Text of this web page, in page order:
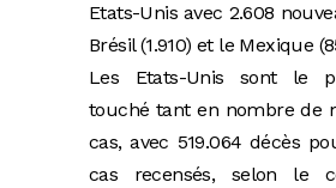
Etats-Unis avec 2.608
Brésil (1.910) et le Mexique
Les Etats-Unis sont le
touché tant en nombre de
cas, avec 519.064 décès
cas recensés, selon le